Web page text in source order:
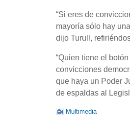
“Si eres de
mayoría sólo hay
dijo Turull,
“Quien tiene el
convicciones
que haya un Poder
de espaldas al
Multimedia